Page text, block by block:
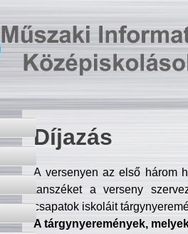
Díjazás
A versenyen az első három
tanszéket a verseny
csapatok iskoláit
A tárgynyeremények,